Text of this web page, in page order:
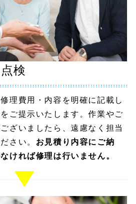
検
理費用・内容を明確に記載し
をご提示いたします。作業やご
ざいましたら、遠慮なく担当
さい。 お見積り内容にご納
ければ修理は行いません。